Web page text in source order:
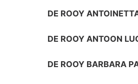
DE ROOY
DE ROOY ANTOON
DE ROOY BARBARA